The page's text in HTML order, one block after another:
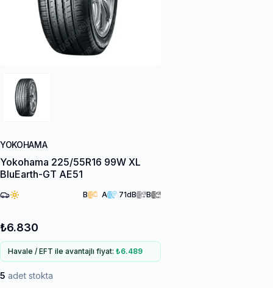
YOKOHAMA
Yokohama 225/55R16 99W XL
BluEarth-GT AE51
B A 71dB B
₺6.830
Havale / EFT ile avantajlı fiyat: ₺6.489
5 adet stokta